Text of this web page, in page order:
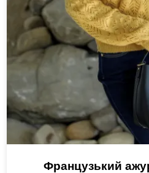
Французький